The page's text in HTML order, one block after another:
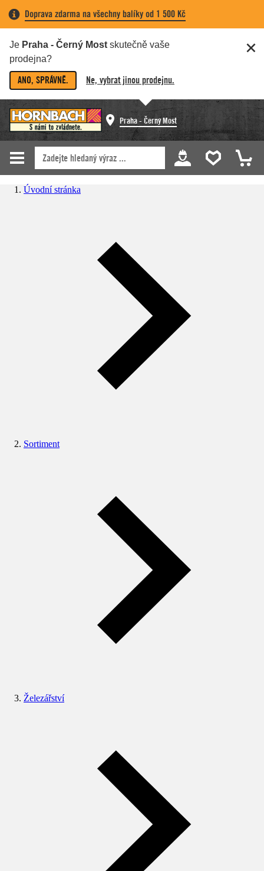
Doprava zdarma na všechny balíky od 1 500 Kč
Je Praha - Černý Most skutečně vaše
prodejna?
ANO, SPRÁVNĚ. Ne, vybrat jinou prodejnu.
Praha - Černý Most
Úvodní stránka
Sortiment
Železářství